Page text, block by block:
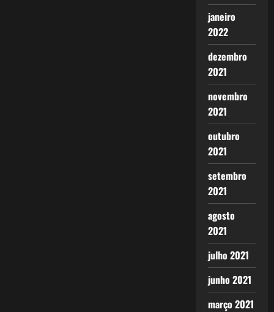
janeiro
2022
dezembro
2021
novembro
2021
outubro
2021
setembro
2021
agosto
2021
julho 2021
junho 2021
março 2021